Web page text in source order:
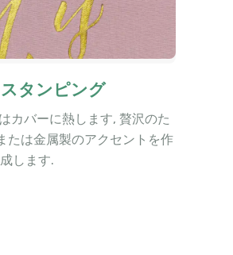
タンピング
カバーに熱します, 贅沢のた
たは金属製のアクセントを作
成します.